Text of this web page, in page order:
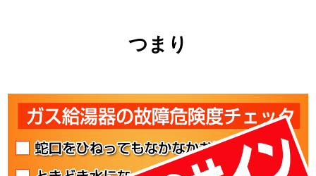
つまり